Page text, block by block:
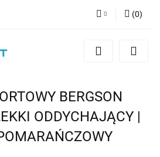
Zaloguj się
(0)
BERGSON
ODDYCHAJĄCY |